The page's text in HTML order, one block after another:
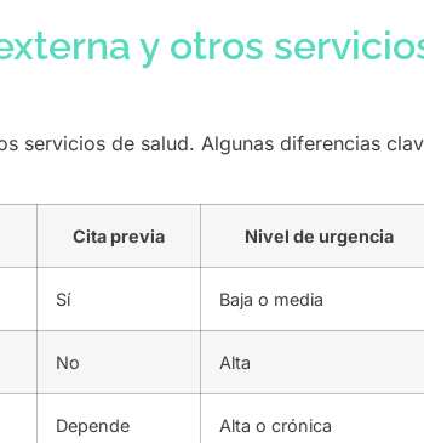
y otros
servicios de salud. Algunas diferencias
Cita previa Nivel de urgencia
Sí Baja o media
No Alta
Depende Alta o crónica